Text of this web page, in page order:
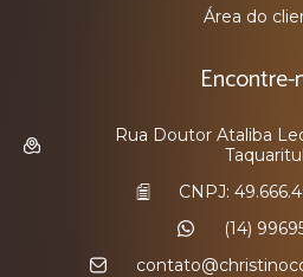
Área do
Encontre-
Rua Doutor Ataliba
CNPJ:
(14)